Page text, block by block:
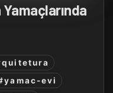
Yamaçlarında
evi